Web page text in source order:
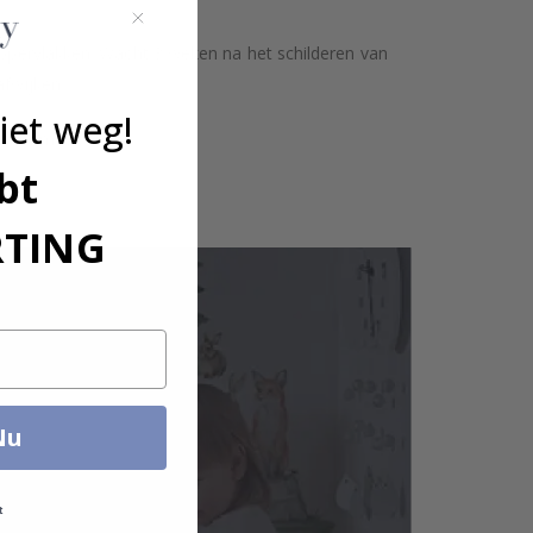
Wacht 3 weken na het schilderen van
met ons op.
weg!